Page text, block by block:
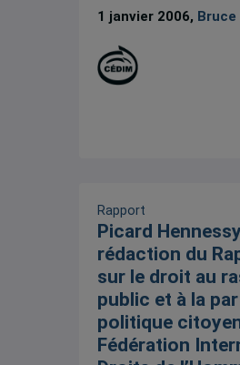
1 janvier 2006, Bruce
Rapport
Picard
rédaction du
sur le droit au
public et à la
politique
Fédération